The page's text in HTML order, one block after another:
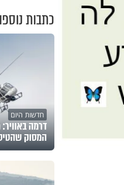
כתבות
חדשות היום
דרמה
המסוק